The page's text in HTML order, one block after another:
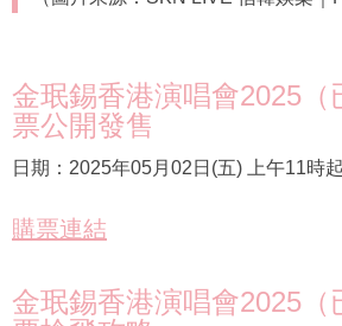
金珉錫香港演唱會2025（
票公開發售
日期：2025年05月02日(五) 上午11時起
購票連結
金珉錫香港演唱會2025（